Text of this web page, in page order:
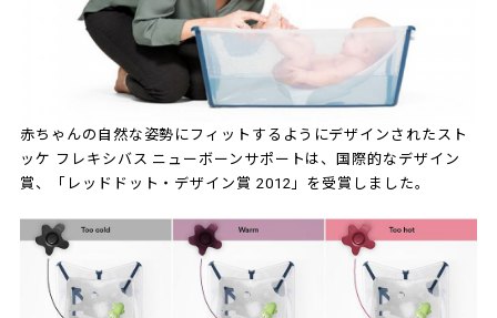
赤ちゃんの自然な姿勢にフィットするようにデザインされたスト
ッケ フレキシバス ニューボーンサポートは、国際的なデザイン
賞、「レッドドット・デザイン賞 2012」を受賞しました。